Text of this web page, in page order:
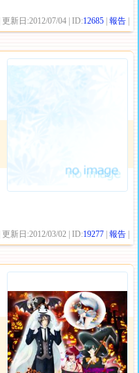
| 更新日:2012/07/04 | ID:12685 |報告
| 更新日:2012/03/02 | ID:19277 |報告